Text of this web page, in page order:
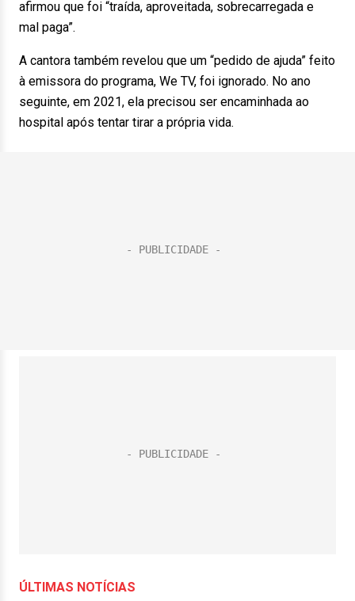
afirmou que foi “traída, aproveitada, sobrecarregada e
mal paga”.
A cantora também revelou que um “pedido de ajuda” feito
à emissora do programa, We TV, foi ignorado. No ano
seguinte, em 2021, ela precisou ser encaminhada ao
hospital após tentar tirar a própria vida.